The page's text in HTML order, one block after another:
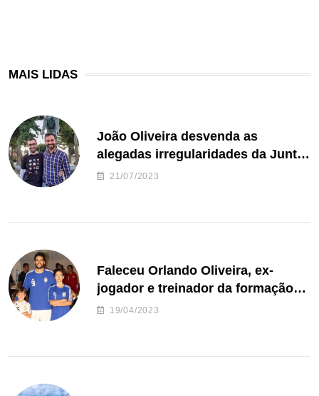
MAIS LIDAS
João Oliveira desvenda as
alegadas irregularidades da Junta
de Freguesia S. João de Ver
21/07/2023
Faleceu Orlando Oliveira, ex-
jogador e treinador da formação
de andebol do Feirense
19/04/2023